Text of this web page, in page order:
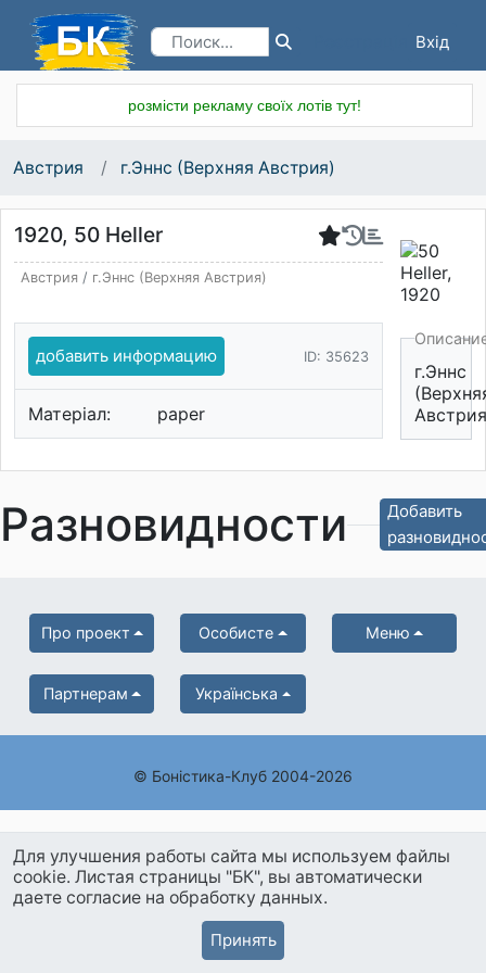
Вхід
розмісти рекламу своїх лотів тут!
Австрия г.Эннс (Верхняя Австрия)
1920, 50 Heller
Австрия/ г.Эннс (Верхняя Австрия)
добавить информацию ID: 35623
Матеріал: paper
г.Эннс
Разновидности
Добавить
Про проект Особисте Меню
Партнерам Українська
© Боністика-Клуб 2004-2026
Для улучшения работы сайта мы используем файлы
cookie. Листая страницы "БК", вы автоматически
даете согласие на обработку данных.
Принять